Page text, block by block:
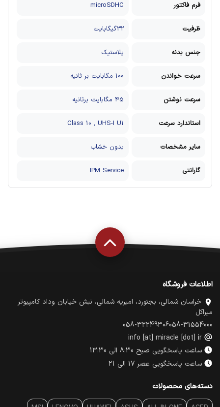
فرم فاکتور microSDHC
ظرفیت 32گیگابایت
جنس بدنه پلاستیک
سرعت خواندن 100 مگابایت بر ثانیه
سرعت نوشتن 45 مگابایت برثانیه
استاندارد سرعت Class 10 , UHS-I U1
سایر مشخصات بدون خشاب
گارانتی IPM Service
اطلاعات فروشگاه
خراسان شمالی، بجنورد، امیریه شمالی، نبش خیابان وداد کامپیوتر
میراکل
058-31554000
058-32249306
info [at] miracle [dot] ir
ساعت پاسخگویی صبح 8:30 الی 13:30
ساعت پاسخگویی عصر 17 الی 21
دسته‌های محصولات